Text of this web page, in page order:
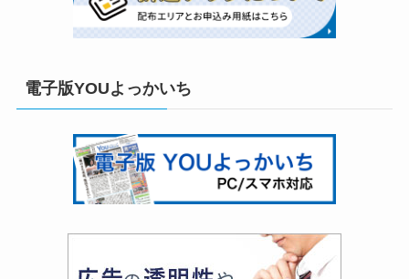
電子版YOUよっかいち